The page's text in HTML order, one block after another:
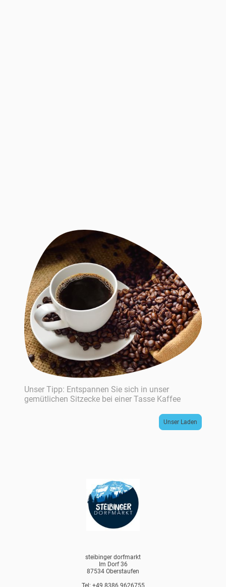
Unser Tipp: Entspannen Sie sich in unser
gemütlichen Sitzecke bei einer Tasse Kaffee
Unser Laden
steibinger dorfmarkt
Im Dorf 36
87534 Oberstaufen
Tel: +49 8386 9626755